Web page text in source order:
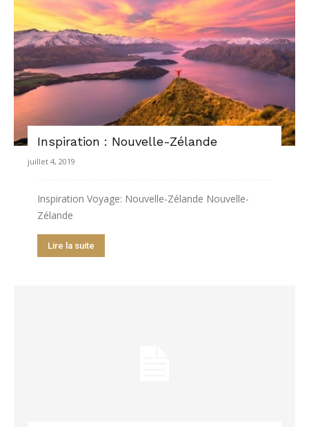
Inspiration : Nouvelle-Zélande
juillet 4, 2019
Inspiration Voyage: Nouvelle-Zélande Nouvelle-
Zélande
Lire la suite